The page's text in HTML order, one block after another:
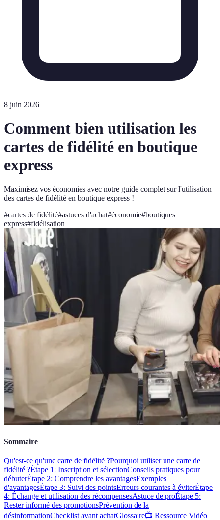
8 juin 2026
Comment bien utilisation les
cartes de fidélité en boutique
express
Maximisez vos économies avec notre guide complet sur l'utilisation
des cartes de fidélité en boutique express !
#cartes de fidélité#astuces d'achat#économie#boutiques
express#fidélisation
Sommaire
Qu'est-ce qu'une carte de fidélité ?Pourquoi utiliser une carte de
fidélité ?Étape 1: Inscription et sélectionConseils pratiques pour
débuterÉtape 2: Comprendre les avantagesExemples
d'avantagesÉtape 3: Suivi des pointsErreurs courantes à éviterÉtape
4: Échange et utilisation des récompensesAstuce de proÉtape 5:
Rester informé des promotionsPrévention de la
désinformationChecklist avant achatGlossaire📺 Ressource Vidéo